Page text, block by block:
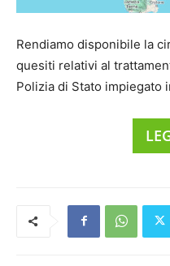
Rendiamo disponibile la
quesiti relativi al
Polizia di Stato impiegato